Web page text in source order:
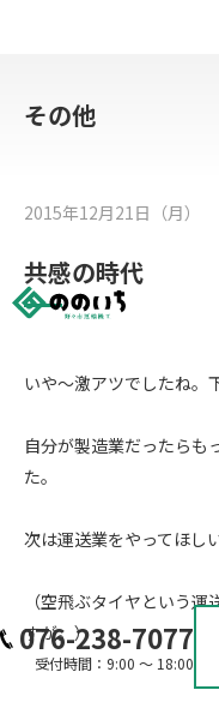
076-238-7077
受付時間：9:00 ～ 18:00
その他
2015年12月21日（月）
共感の時代
いや〜激アツでしたね。
自分が製造業だったらも
た。
次は運送業をやってほし
（空飛ぶタイヤという
すが。）